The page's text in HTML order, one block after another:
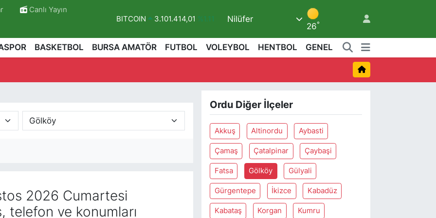
Canlı Yayın
BITCOIN 3.101.414,01 %1.11
DOLAR
47,7436 %0.18
%-14
Nilüfer
26°
BASKETBOL BURSA AMATÖR FUTBOL VOLEYBOL HENTBOL GENEL
2026 Cumartesi
telefon ve konumları
Ordu Diğer İlçeler
Akkuş Altinordu Aybasti
Çamaş Çatalpinar Çaybaşi
Fatsa Gölköy Gülyali
Gürgentepe İkizce Kabadüz
Kabataş Korgan Kumru